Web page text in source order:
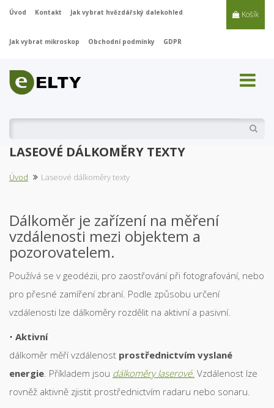
Košík
Úvod Kontakt Jak vybrat hvězdářský dalekohled
Jak vybrat mikroskop Obchodní podmínky GDPR
LASEOVÉ DÁLKOMĚRY TEXTY
Úvod Laseové dálkoměry texty
Dálkoměr je zařízení na měření
vzdálenosti mezi objektem a
pozorovatelem.
Používá se v geodézii, pro zaostřování při fotografování, nebo
pro přesné zamíření zbraní. Podle způsobu určení
vzdálenosti lze dálkoměry rozdělit na aktivní a pasivní.
Aktivní
dálkoměr měří vzdálenost prostřednictvím vyslané
energie. Příkladem jsou dálkoměry laserové. Vzdálenost lze
rovněž aktivně zjistit prostřednictvím radaru nebo sonaru.